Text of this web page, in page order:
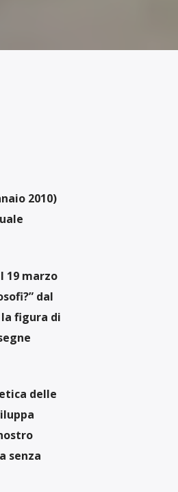
2010)
19 marzo
dal
figura di
delle
senza